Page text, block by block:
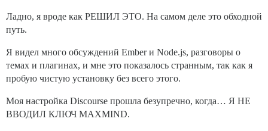
Ладно, я вроде как РЕШИЛ ЭТО. На самом деле это обходной
путь.
Я видел много обсуждений Ember и Node.js, разговоры о
темах и плагинах, и мне это показалось странным, так как я
пробую чистую установку без всего этого.
Моя настройка Discourse прошла безупречно, когда… Я НЕ
ВВОДИЛ КЛЮЧ MAXMIND.